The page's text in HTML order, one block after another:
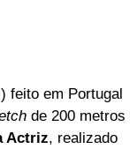
feito em Portugal
de 200 metros
Actriz, realizado